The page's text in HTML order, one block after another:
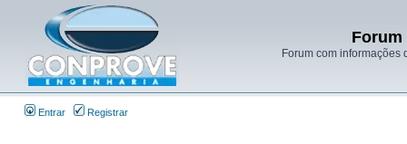
Forum
Forum com informações
Entrar Registrar